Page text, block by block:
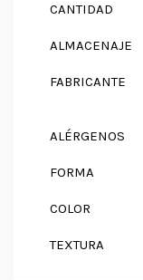
CANTIDAD
ALMACENAJE
FABRICANTE
ALÉRGENOS
FORMA
COLOR
TEXTURA